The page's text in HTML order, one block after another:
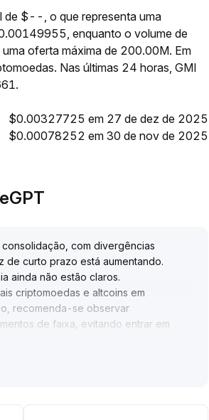
de $--, o que representa uma
enquanto o volume de
oferta máxima de 200.00M. Em
Nas últimas 24 horas, GMI
$0.00327725 em 27 de dez de 2025
$0.00078252 em 30 de nov de 2025
com divergências
curto prazo está aumentando.
ainda não estão claros.
criptomoedas e altcoins em
recomenda-se observar
de faixa, evitando entrar em
aumento significativo de volume
máximos e mínimos anteriores), o